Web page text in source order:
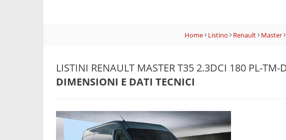
Home Listino Renault Master
LISTINI RENAULT MASTER T35 2.3DCI 180 PL-TM-
DIMENSIONI E DATI TECNICI